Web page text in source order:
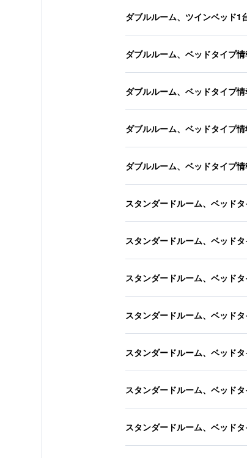
ダブルルーム、ツインベッド1
ダブルルーム、ベッドタイプ
ダブルルーム、ベッドタイプ
ダブルルーム、ベッドタイプ
ダブルルーム、ベッドタイプ
スタンダードルーム、ベッド
スタンダードルーム、ベッド
スタンダードルーム、ベッド
スタンダードルーム、ベッド
スタンダードルーム、ベッド
スタンダードルーム、ベッド
スタンダードルーム、ベッド